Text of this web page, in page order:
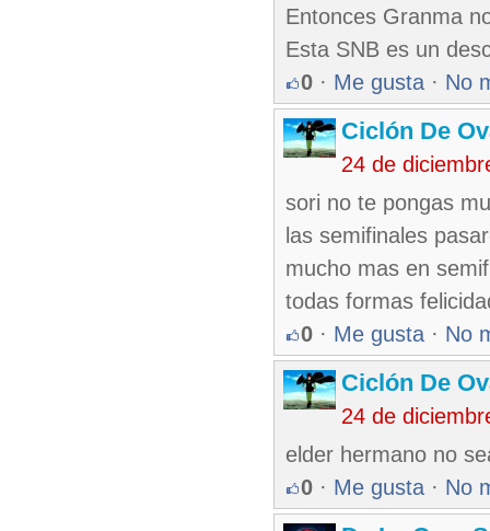
Entonces Granma
Esta SNB es un
0 · Me gusta · No
Ciclón De
24 de
sori no te pongas
las semifinales
mucho mas en
todas formas
0 · Me gusta · No
Ciclón De
24 de
elder hermano no
0 · Me gusta · No